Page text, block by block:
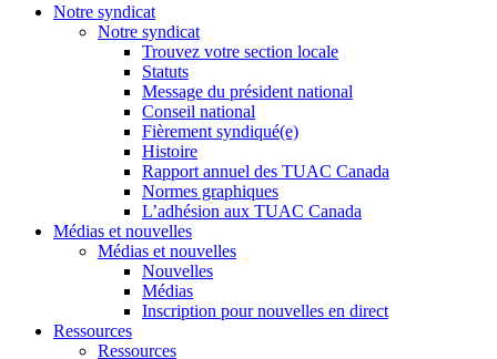
Notre syndicat
Notre syndicat
Trouvez votre section locale
Statuts
Message du président national
Conseil national
Fièrement syndiqué(e)
Histoire
Rapport annuel des TUAC Canada
Normes graphiques
L’adhésion aux TUAC Canada
Médias et nouvelles
Médias et nouvelles
Nouvelles
Médias
Inscription pour nouvelles en direct
Ressources
Ressources